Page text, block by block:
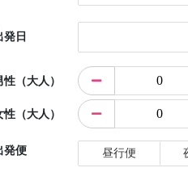
発日
性（大人）
性（大人）
発便 昼行便